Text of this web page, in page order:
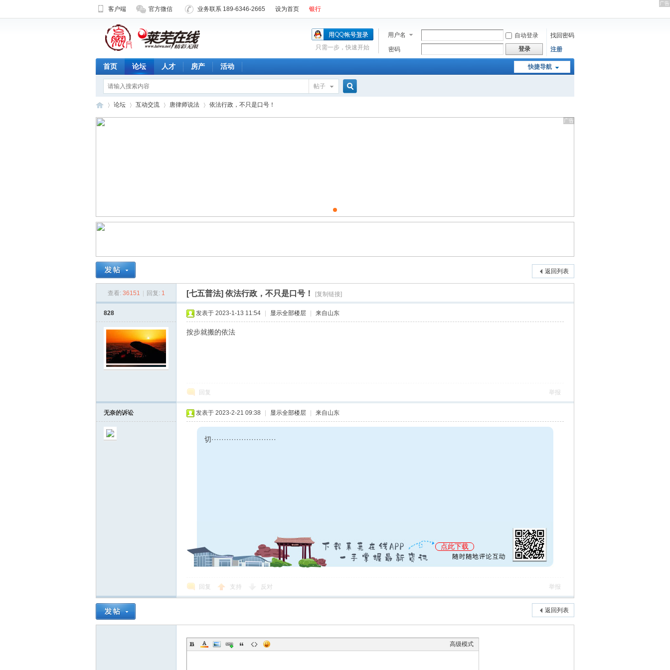
客户端 官方微信 业务联系 189-6346-2665 设为首页 银行
用户名 自动登录
找回密码
密码
登录 注册
只需一步，快速开始
快捷导航
首页 论坛 人才 房产 活动
帖子
论坛 互动交流 唐律师说法 依法行政，不只是口号！
返回列表
查看: 36151 回复: 1 [七五普法] 依法行政，不只是口号！ [复制链接]
828 发表于 2023-1-13 11:54 显示全部楼层 来自山东
按步就搬的依法
回复 举报
无奈的诉讼 发表于 2023-2-21 09:38 显示全部楼层 来自山东
切··························
点此下载
回复 支持 反对 举报
返回列表
高级模式